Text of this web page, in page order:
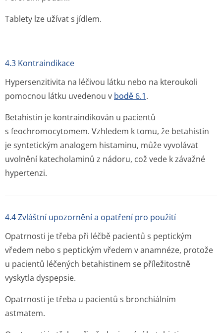
Tablety lze užívat s jídlem.
4.3 Kontraindikace
Hypersenzitivita na léčivou látku nebo na kteroukoli
pomocnou látku uvedenou v bodě 6.1.
Betahistin je kontraindikován u pacientů
s feochromocytomem. Vzhledem k tomu, že betahistin
je syntetickým analogem histaminu, může vyvolávat
uvolnění katecholaminů z nádoru, což vede k závažné
hypertenzi.
4.4 Zvláštní upozornění a opatření pro použití
Opatrnosti je třeba při léčbě pacientů s peptickým
vředem nebo s peptickým vředem v anamnéze, protože
u pacientů léčených betahistinem se příležitostně
vyskytla dyspepsie.
Opatrnosti je třeba u pacientů s bronchiálním
astmatem.